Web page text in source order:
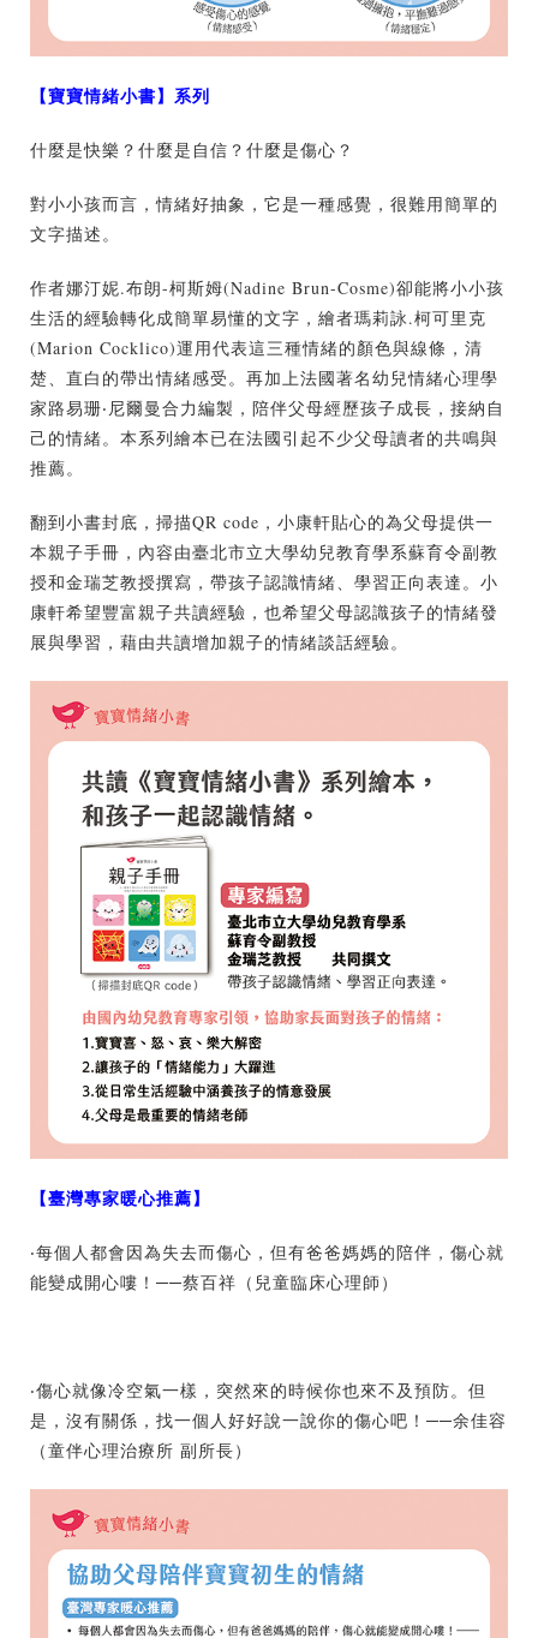
【寶寶情緒小書】系列
什麼是快樂？什麼是自信？什麼是傷心？
對小小孩而言，情緒好抽象，它是一種感覺，很難用簡單的
文字描述。
作者娜汀妮.布朗-柯斯姆(Nadine Brun-Cosme)卻能將小小孩
生活的經驗轉化成簡單易懂的文字，繪者瑪莉詠.柯可里克
(Marion Cocklico)運用代表這三種情緒的顏色與線條，清
楚、直白的帶出情緒感受。再加上法國著名幼兒情緒心理學
家路易珊‧尼爾曼合力編製，陪伴父母經歷孩子成長，接納自
己的情緒。本系列繪本已在法國引起不少父母讀者的共鳴與
推薦。
翻到小書封底，掃描QR code，小康軒貼心的為父母提供一
本親子手冊，內容由臺北市立大學幼兒教育學系蘇育令副教
授和金瑞芝教授撰寫，帶孩子認識情緒、學習正向表達。小
康軒希望豐富親子共讀經驗，也希望父母認識孩子的情緒發
展與學習，藉由共讀增加親子的情緒談話經驗。
【臺灣專家暖心推薦】
‧每個人都會因為失去而傷心，但有爸爸媽媽的陪伴，傷心就
能變成開心嘍！──蔡百祥（兒童臨床心理師）
‧傷心就像冷空氣一樣，突然來的時候你也來不及預防。但
是，沒有關係，找一個人好好說一說你的傷心吧！──余佳容
（童伴心理治療所 副所長）